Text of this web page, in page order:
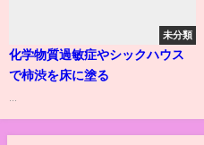
未分類
化学物質過敏症やシックハウス
で柿渋を床に塗る